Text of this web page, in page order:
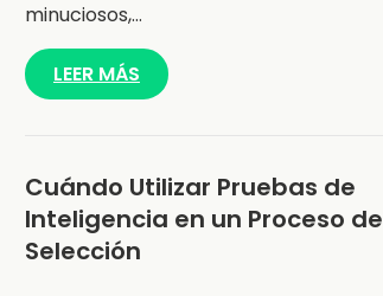
minuciosos,…
LEER MÁS
Cuándo Utilizar Pruebas de
Inteligencia en un Proceso de
Selección